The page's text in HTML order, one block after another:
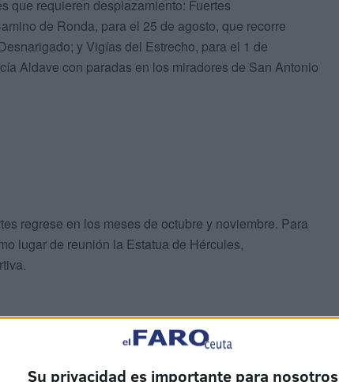
Su privacidad es importante para nosotros
que requieren desplazamiento: Fuertes
de Ronda, para el 25 de agosto, que recorre
y Vigías del Estrecho, para el 1 de
Aldave con paradas en los miradores de San Antonio
regrese en los meses de octubre y noviembre. Para
lugar de reunión la Estatua de Hércules,